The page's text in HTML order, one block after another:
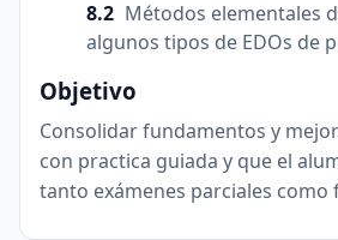
Métodos elementales
algunos tipos de EDOs de
Objetivo
Consolidar fundamentos y
con practica guiada y que el
tanto exámenes parciales como